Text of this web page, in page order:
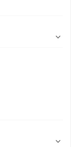

